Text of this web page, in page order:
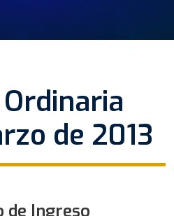
de 2013
de Ingreso